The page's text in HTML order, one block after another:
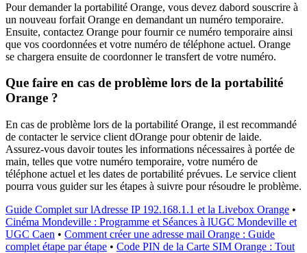
Pour demander la portabilité Orange, vous devez dabord souscrire à
un nouveau forfait Orange en demandant un numéro temporaire.
Ensuite, contactez Orange pour fournir ce numéro temporaire ainsi
que vos coordonnées et votre numéro de téléphone actuel. Orange
se chargera ensuite de coordonner le transfert de votre numéro.
Que faire en cas de problème lors de la portabilité
Orange ?
En cas de problème lors de la portabilité Orange, il est recommandé
de contacter le service client dOrange pour obtenir de laide.
Assurez-vous davoir toutes les informations nécessaires à portée de
main, telles que votre numéro temporaire, votre numéro de
téléphone actuel et les dates de portabilité prévues. Le service client
pourra vous guider sur les étapes à suivre pour résoudre le problème.
Guide Complet sur lAdresse IP 192.168.1.1 et la Livebox Orange •
Cinéma Mondeville : Programme et Séances à lUGC Mondeville et
UGC Caen • Comment créer une adresse mail Orange : Guide
complet étape par étape • Code PIN de la Carte SIM Orange : Tout